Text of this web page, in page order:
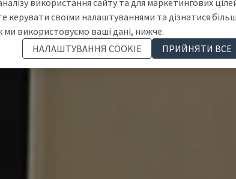
використання сайту та для маркетингових
керувати своїми налаштуваннями та дізнатися
ми використовуємо ваші дані, нижче.
НАЛАШТУВАННЯ COOKIE
ПРИЙНЯТИ ВСЕ